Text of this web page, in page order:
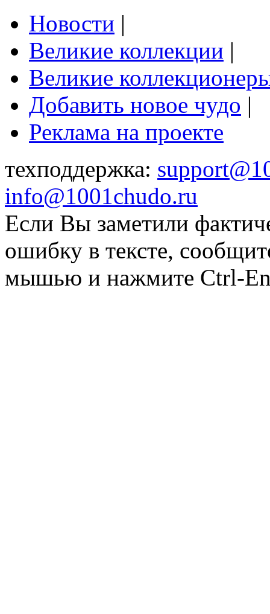
Новости |
Великие коллекции |
Великие
Добавить новое чудо |
Реклама на проекте
техподдержка:
info@1001chudo.ru
Если Вы заметили
ошибку в тексте,
мышью и нажмите Ctrl-